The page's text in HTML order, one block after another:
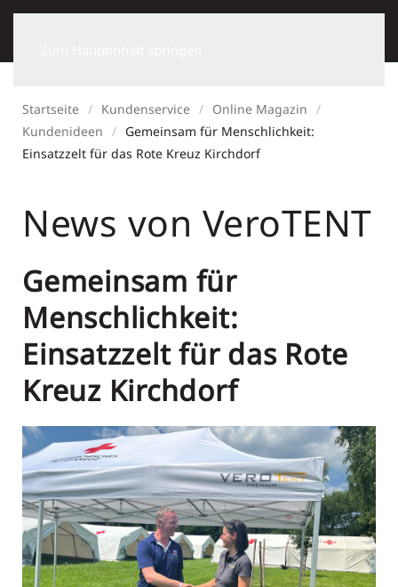
Startseite Kundenservice
Online Magazin
Kundenideen
Gemeinsam für Menschlichkeit:
Einsatzzelt für das Rote Kreuz Kirchdorf
News von VeroTENT
Gemeinsam für
Menschlichkeit:
Einsatzzelt für das Rote
Kreuz Kirchdorf